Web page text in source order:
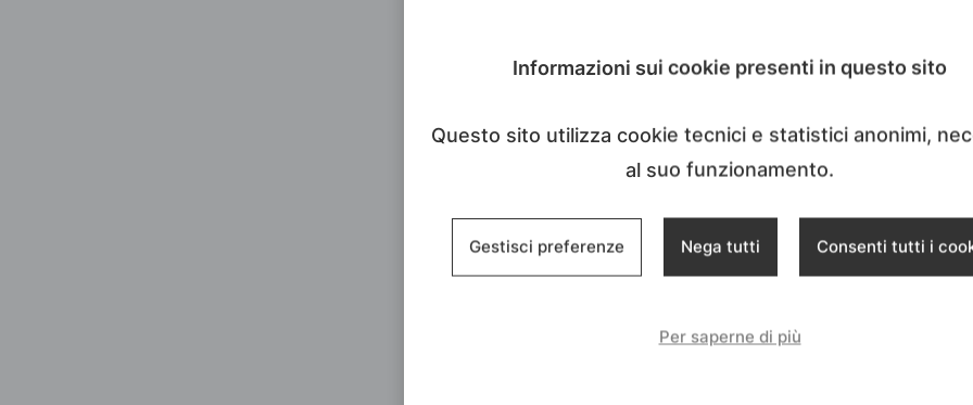
Informazioni sui cookie presenti in questo sito
Questo sito utilizza cookie tecnici e statistici anonimi,
al suo funzionamento.
Gestisci preferenze Nega tutti Consenti tutti i
Per saperne di più